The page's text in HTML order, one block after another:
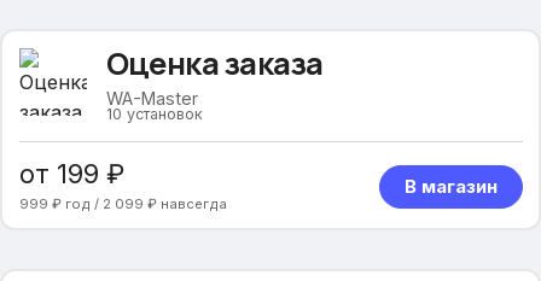
Оценка заказа
WA-Master
10 установок
от 199 ₽
999 ₽ год / 2 099 ₽ навсегда
В магазин